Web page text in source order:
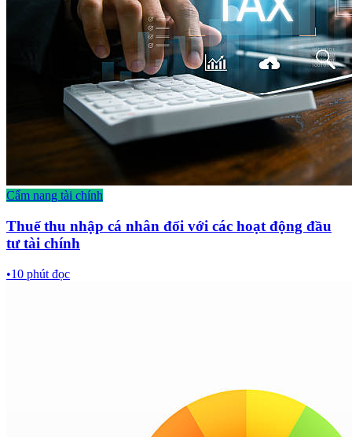
Cẩm nang tài chính
Thuế thu nhập cá nhân đối với các hoạt động đầu
tư tài chính
•10 phút đọc